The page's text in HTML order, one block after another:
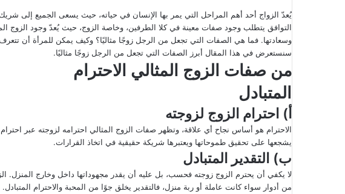
Xد
ا
إ
ل
ك
و
ن
ي
ا
يُعدّ الزواج أحد أهم المراحل التي يمر بها الإنسان في حياته، حيث يسعى الجميع إلى
التوافق يتطلب وجود صفات معينة في كلا الطرفين، وخاصة الزوج، حيث يُعدّ وجود الزوج
وسعادتها. فما هي الصفات التي تجعل من الرجل زوجًا مثاليًا؟ وكيف يمكن للمرأة أن
سنستعرض في هذا المقال أبرز الصفات التي تجعل من الرجل زوجًا مثاليًا.
من صفات الزوج المثالي الاحترام
المتبادل
أ) احترام الزوج لزوجته
الاحترام هو أساس نجاح أي علاقة، وتظهر صفات الزوج المثالي احترامه لزوجته عبر احترام
يشجعها على تحقيق طموحاتها ويعتبرها شريكة حقيقية في اتخاذ القرارات.
ب) التقدير المتبادل
لا يكفي أن يحترم الزوج زوجته فحسب، بل عليه أن يقدر مجهوداتها داخل وخارج المنزل.
من أدوار سواء كانت عاملة أو ربة منزل، فالتقدير يخلق جوًا من المحبة والاحترام المتبادل.